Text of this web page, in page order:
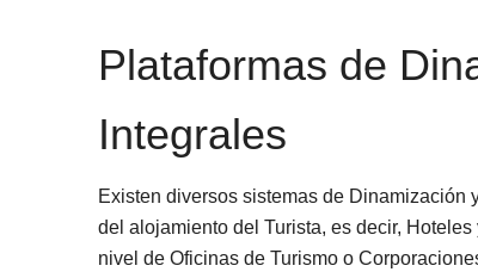
Plataformas de
Integrales
Existen diversos sistemas de
del alojamiento del Turista, es decir,
nivel de Oficinas de Turismo o